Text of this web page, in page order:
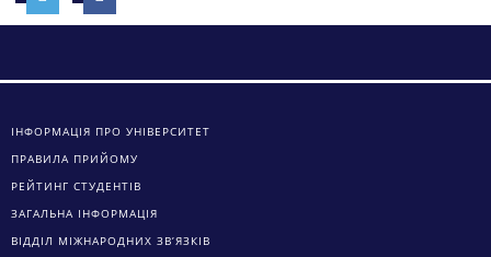
ІНФОРМАЦІЯ ПРО УНІВЕРСИТЕТ
ПРАВИЛА ПРИЙОМУ
РЕЙТИНГ СТУДЕНТІВ
ЗАГАЛЬНА ІНФОРМАЦІЯ
ВІДДІЛ МІЖНАРОДНИХ ЗВ’ЯЗКІВ